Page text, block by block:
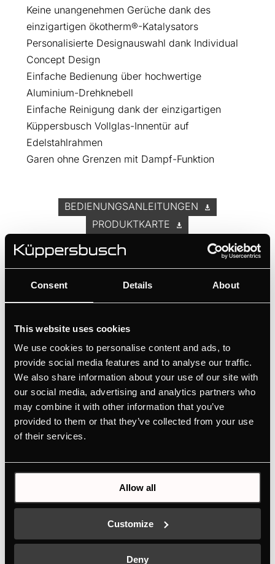
Consent Details About
This website uses cookies
We use cookies to personalise content and ads, to
provide social media features and to analyse our traffic.
We also share information about your use of our site with
our social media, advertising and analytics partners who
may combine it with other information that you’ve
provided to them or that they’ve collected from your use
of their services.
Allow all
Customize
Deny
Keine unangenehmen Gerüche dank des
einzigartigen ökotherm®-Katalysators
Personalisierte Designauswahl dank Individual
Concept Design
Einfache Bedienung über hochwertige
Aluminium-Drehknebell
Einfache Reinigung dank der einzigartigen
Küppersbusch Vollglas-Innentür auf
Edelstahlrahmen
Garen ohne Grenzen mit Dampf-Funktion
BEDIENUNGSANLEITUNGEN
PRODUKTKARTE
MASSZEICHNUNG
Ausstattung
Abmessungen
Anschlusswerte